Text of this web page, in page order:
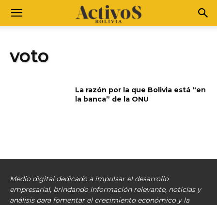
voto
La razón por la que Bolivia está “en
la banca” de la ONU
Medio digital dedicado a impulsar el desarrollo
empresarial, brindando información relevante, noticias y
análisis para fomentar el crecimiento económico y la